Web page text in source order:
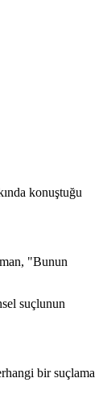
konuştuğu
"Bunun
suçlunun
bir suçlama